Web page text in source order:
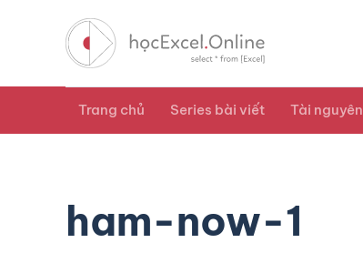
Trang chủ Series bài viết Tài nguyên
ham-now-1